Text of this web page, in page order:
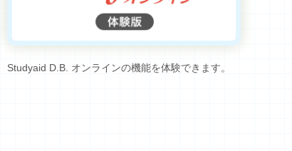
Studyaid D.B. オンラインの機能を体験できます。